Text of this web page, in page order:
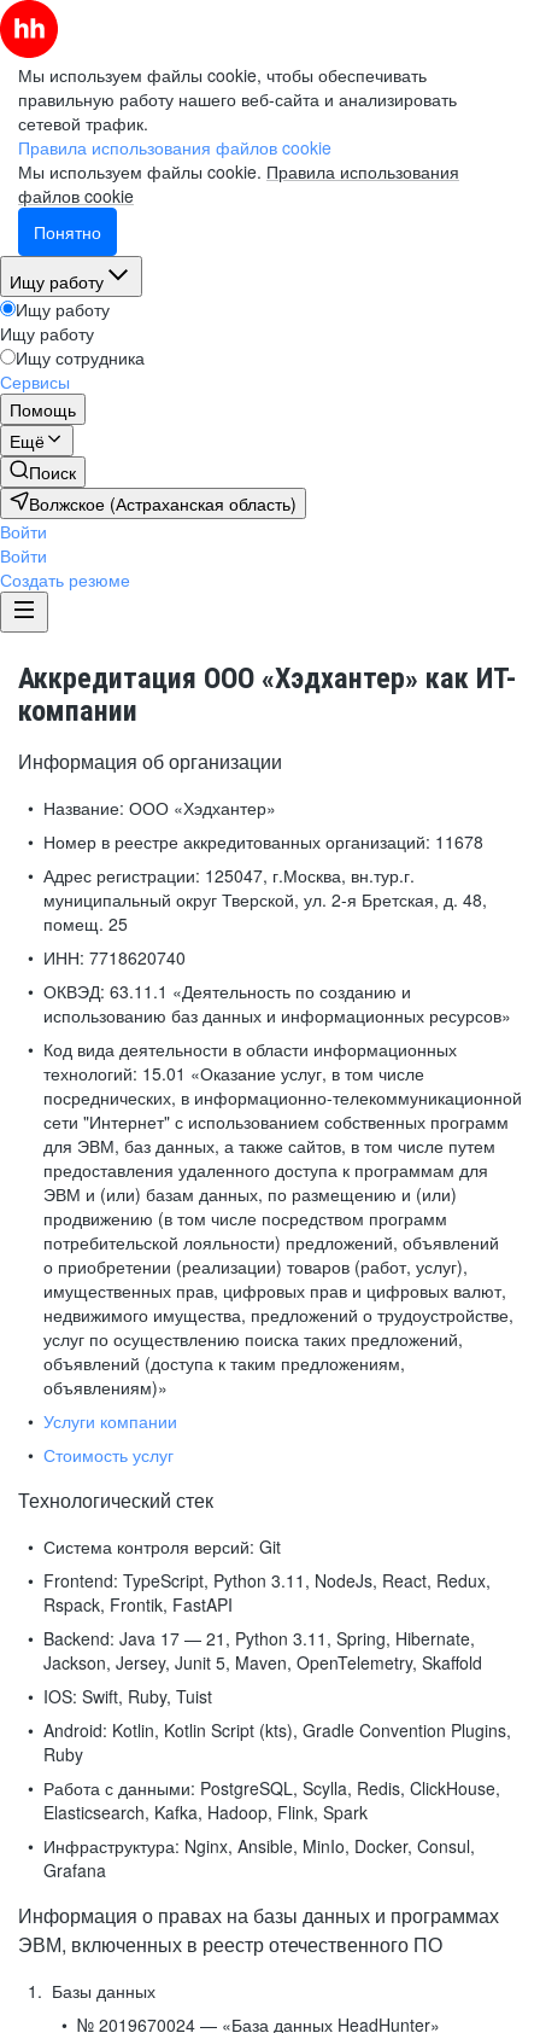
Мы используем файлы cookie, чтобы обеспечивать
правильную работу нашего веб-сайта и анализировать
сетевой трафик.
Правила использования файлов cookie
Мы используем файлы cookie. Правила использования
файлов cookie
Понятно
Ищу работу
Ищу работу
Ищу работу
Ищу сотрудника
Сервисы
Помощь
Ещё
Поиск
Волжское (Астраханская область)
Войти
Войти
Создать резюме
Аккредитация ООО «Хэдхантер» как ИТ-
компании
Информация об организации
Название: ООО «Хэдхантер»
Номер в реестре аккредитованных организаций: 11678
Адрес регистрации: 125047, г.Москва, вн.тур.г.
муниципальный округ Тверской, ул. 2-я Бретская, д. 48,
помещ. 25
ИНН: 7718620740
ОКВЭД: 63.11.1 «Деятельность по созданию и
использованию баз данных и информационных ресурсов»
Код вида деятельности в области информационных
технологий: 15.01 «Оказание услуг, в том числе
посреднических, в информационно-телекоммуникационной
сети "Интернет" с использованием собственных программ
для ЭВМ, баз данных, а также сайтов, в том числе путем
предоставления удаленного доступа к программам для
ЭВМ и (или) базам данных, по размещению и (или)
продвижению (в том числе посредством программ
потребительской лояльности) предложений, объявлений
о приобретении (реализации) товаров (работ, услуг),
имущественных прав, цифровых прав и цифровых валют,
недвижимого имущества, предложений о трудоустройстве,
услуг по осуществлению поиска таких предложений,
объявлений (доступа к таким предложениям,
объявлениям)»
Услуги компании
Стоимость услуг
Технологический стек
Система контроля версий: Git
Frontend: TypeScript, Python 3.11, NodeJs, React, Redux,
Rspack, Frontik, FastAPI
Backend: Java 17 — 21, Python 3.11, Spring, Hibernate,
Jackson, Jersey, Junit 5, Maven, OpenTelemetry, Skaffold
IOS: Swift, Ruby, Tuist
Android: Kotlin, Kotlin Script (kts), Gradle Convention Plugins,
Ruby
Работа с данными: PostgreSQL, Scylla, Redis, ClickHouse,
Elasticsearch, Kafka, Hadoop, Flink, Spark
Инфраструктура: Nginx, Ansible, MinIo, Docker, Consul,
Grafana
Информация о правах на базы данных и программах
ЭВМ, включенных в реестр отечественного ПО
Базы данных
№ 2019670024 — «База данных HeadHunter»